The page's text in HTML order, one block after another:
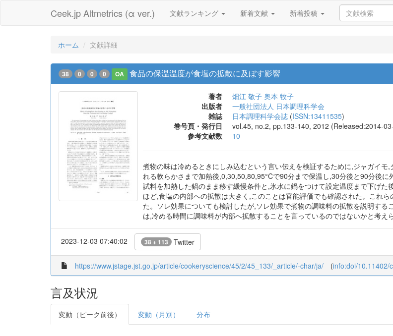
Ceek.jp Altmetrics (α ver.) 文献ランキング 新着文献 新着投稿
ホーム 文献詳細
38 0 0 0 OA 食品の保温温度が食塩の拡散に及ぼす影響
著者 畑江 敬子 奥本 牧子
出版者
一般社団法人 日本調理科学会
雑誌
日本調理科学会誌 (ISSN:13411535)
巻号頁・発行日
vol.45, no.2, pp.133-140, 2012 (Released:2014-
参考文献数
10
煮物の味は冷めるときにしみ込むという言い伝えを検証するために,ジャガイ
れる軟らかさまで加熱後,0,30,50,80,95°Cで90分まで保温し,30分後と90分後
試料を加熱した鍋のまま移す緩慢条件と,氷水に鍋をつけて設定温度まで下げ
ほど,食塩の内部への拡散は大きく,このことは官能評価でも確認された。これ
た。ソレ効果についても検討したが,ソレ効果で煮物の調味料の拡散を説明す
は,冷める時間に調味料が内部へ拡散することを言っているのではないかと考えら
2023-12-03 07:40:02 38 + 113 Twitter
https://www.jstage.jst.go.jp/article/cookeryscience/45/2/45_133/_article/-char/ja/ (info:doi/10.11402/
言及状況
変動（ピーク前後） 変動（月別） 分布